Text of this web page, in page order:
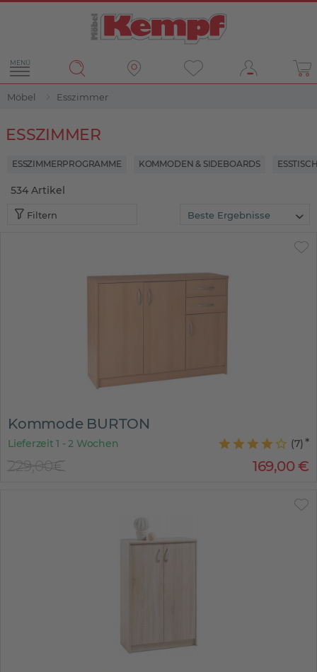
MENÜ
Möbel Esszimmer
Filter
ESSZIMMER
ESSZIMMERPROGRAMME KOMMODEN & SIDEBOARDS
534 Artikel
Filtern
Kommode BURTON
Lieferzeit 1 - 2 Wochen (7)
169,00€
229,00€